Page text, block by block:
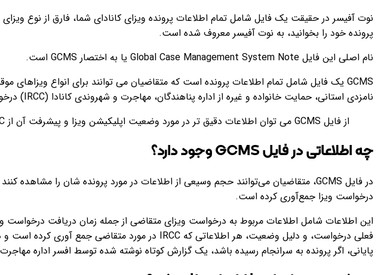
نوت آفیسر در حقیقت یک فایل شامل تمام اطلاعات پرونده ویزای کانادای شما، فارق از نوع
پرونده خود را بخوانید، به نوت آفیسر معروف شده است.
نام اصلی این فایل Global Case Management System Note یا به اختصار GCMS است.
GCMS یک فایل شامل تمام اطلاعات پرونده است که متقاضیان می توانند برای انواع ویزاهای
نامزدی استانی، حمایت خانواده و غیره از اداره پناهندگان، مهاجرت و شهروندی کانادا (IRCC) درخواست کرد.
از فایل GCMS می توان اطلاعات دقیق تر در مورد وضعیت اپلیکیشن ویزا و پیشرفت آن از IRCC دریافت کرد.
چه اطلاعاتی در فایل GCMS وجود دارد؟
درخواست ویزا جمع‌آوری کرده است.
این اطلاعات شامل اطلاعات مربوط به درخواست ویزای متقاضی از جمله زمان دریافت
فعلی درخواست، و دلیل وضعیت، هر اطلاعاتی که IRCC در مورد متقاضی جمع آوری کرده است و
پایانی، اگر پرونده به سرانجام رسیده باشد، یک گزارش کوتاه نوشته شده توسط افسر اداره